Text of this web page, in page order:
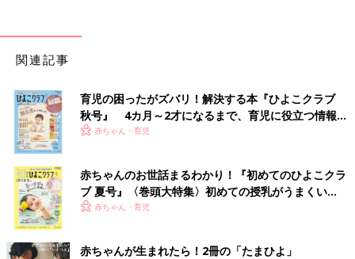
関連記事
育児の困ったがズバリ！解決する本『ひよこクラブ
秋号』 4カ月～2才になるまで、育児に役立つ情報が
いっぱい！
赤ちゃん・育児
赤ちゃんのお世話まるわかり！『初めてのひよこクラ
ブ 夏号』〈巻頭大特集〉初めての授乳がうまくい
く！ おっぱい・ミルクの基本と夏のトラブル 解決テ
赤ちゃん・育児
赤ちゃんが生まれたら！2冊の「たまひよ」